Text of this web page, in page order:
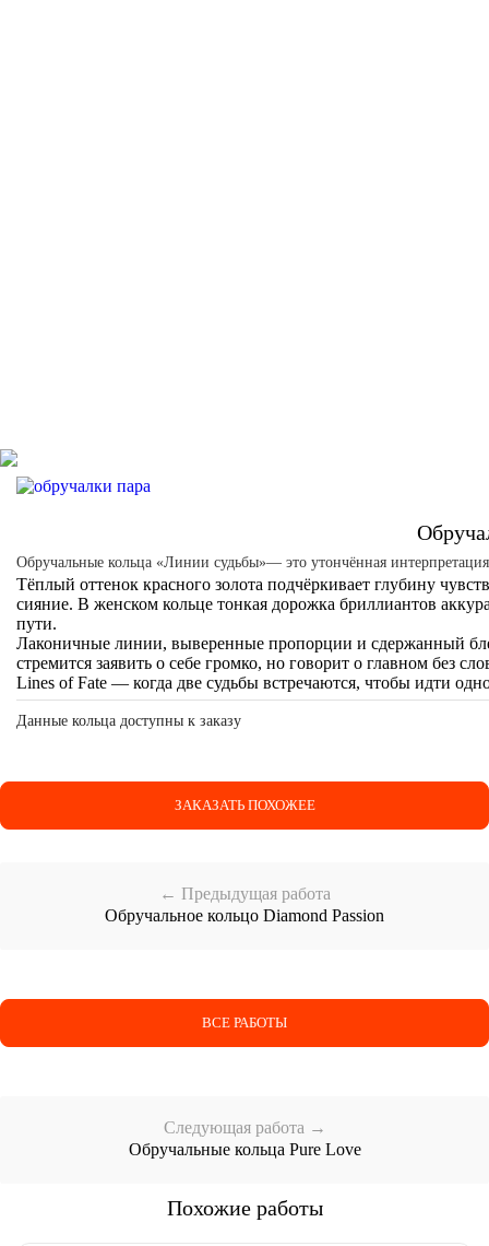
Обручальные кольца «Линии судьбы»— это утончённая интерпретация
Тёплый оттенок красного золота подчёркивает глубину
сияние. В женском кольце тонкая дорожка бриллиантов
пути.
Лаконичные линии, выверенные пропорции и сдержанный
стремится заявить о себе громко, но говорит о главном без
Lines of Fate — когда две судьбы встречаются, чтобы идти
Данные кольца доступны к заказу
ЗАКАЗАТЬ ПОХОЖЕЕ
← Предыдущая работа
Обручальное кольцо Diamond Passion
ВСЕ РАБОТЫ
Следующая работа →
Обручальные кольца Pure Love
Похожие работы